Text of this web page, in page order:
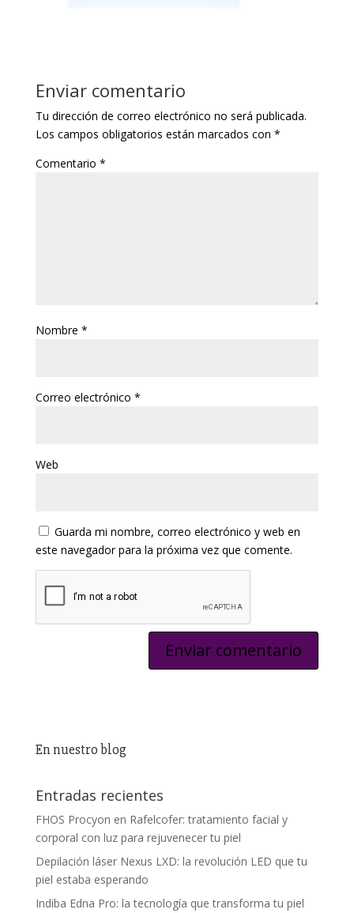
Enviar comentario
Tu dirección de correo electrónico no será publicada.
Los campos obligatorios están marcados con *
Comentario *
Nombre *
Correo electrónico *
Web
Guarda mi nombre, correo electrónico y web en
este navegador para la próxima vez que comente.
En nuestro blog
Entradas recientes
FHOS Procyon en Rafelcofer: tratamiento facial y
corporal con luz para rejuvenecer tu piel
Depilación láser Nexus LXD: la revolución LED que tu
piel estaba esperando
Indiba Edna Pro: la tecnología que transforma tu piel